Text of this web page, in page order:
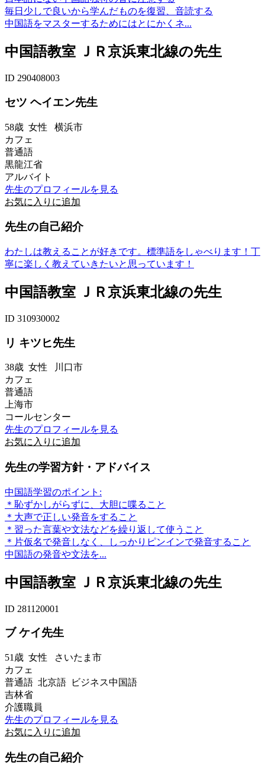
毎日少しで良いから学んだものを復習、音読する
中国語をマスターするためにはとにかくネ...
中国語教室 ＪＲ京浜東北線の先生
ID 290408003
セツ ヘイエン先生
58歳 女性 横浜市
カフェ
普通語
黒龍江省
アルバイト
先生のプロフィールを見る
お気に入りに追加
先生の自己紹介
わたしは教えることが好きです。標準語をしゃべります！丁
寧に楽しく教えていきたいと思っています！
中国語教室 ＪＲ京浜東北線の先生
ID 310930002
リ キツヒ先生
38歳 女性 川口市
カフェ
普通語
上海市
コールセンター
先生のプロフィールを見る
お気に入りに追加
先生の学習方針・アドバイス
中国語学習のポイント:
＊恥ずかしがらずに、大胆に喋ること
＊大声で正しい発音をすること
＊習った言葉や文法などを繰り返して使うこと
＊片仮名で発音しなく、しっかりピンインで発音すること
中国語の発音や文法を...
中国語教室 ＪＲ京浜東北線の先生
ID 281120001
ブ ケイ先生
51歳 女性 さいたま市
カフェ
普通語 北京語 ビジネス中国語
吉林省
介護職員
先生のプロフィールを見る
お気に入りに追加
先生の自己紹介